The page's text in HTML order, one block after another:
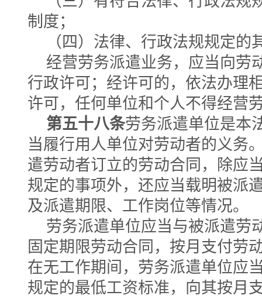
制度；
（四）法律、行政法规规定的
经营劳务派遣业务，应当向劳
行政许可；经许可的，依法办理
许可，任何单位和个人不得经营
第五十八条劳务派遣单位是本
当履行用人单位对劳动者的义务
遣劳动者订立的劳动合同，除应
规定的事项外，还应当载明被派
及派遣期限、工作岗位等情况。
劳务派遣单位应当与被派遣劳
固定期限劳动合同，按月支付劳
在无工作期间，劳务派遣单位应
规定的最低工资标准，向其按月